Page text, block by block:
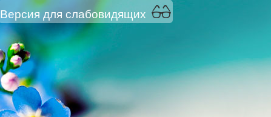
Версия для слабовидящих